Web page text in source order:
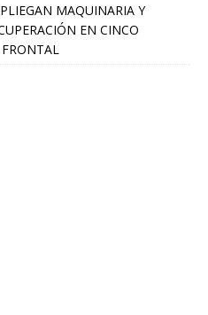
MAQUINARIA Y
EN CINCO